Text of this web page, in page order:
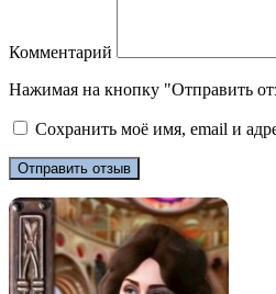
Комментарий
Нажимая на кнопку "Отправить
Сохранить моё имя, email и